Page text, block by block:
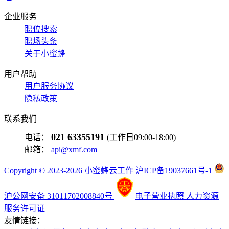
企业服务
职位搜索
职场头条
关于小蜜蜂
用户帮助
用户服务协议
隐私政策
联系我们
电话： 021 63355191 (工作日09:00-18:00)
邮箱： api@xmf.com
Copyright © 2023-2026 小蜜蜂云工作 沪ICP备19037661号-1
沪公网安备 31011702008840号 电子营业执照 人力资源
服务许可证
友情链接：